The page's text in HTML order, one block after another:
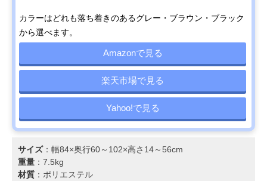
カラーはどれも落ち着きのあるグレー・ブラウン・ブラック
から選べます。
Amazonで見る
楽天市場で見る
Yahoo!で見る
サイズ：幅84×奥行60～102×高さ14～56cm
重量 ：7.5kg
材質 ：ポリエステル